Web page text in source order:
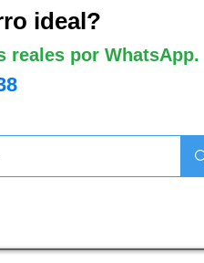
ideal?
reales por WhatsApp.